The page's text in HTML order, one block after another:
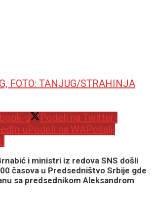
FOTO: TANJUG/STRAHINJA
u
Podeli na Twitter-
uPodeli na WAPošalji
i ministri iz redova SNS došli
časova u Predsedništvo Srbije gde
sa predsednikom Aleksandrom